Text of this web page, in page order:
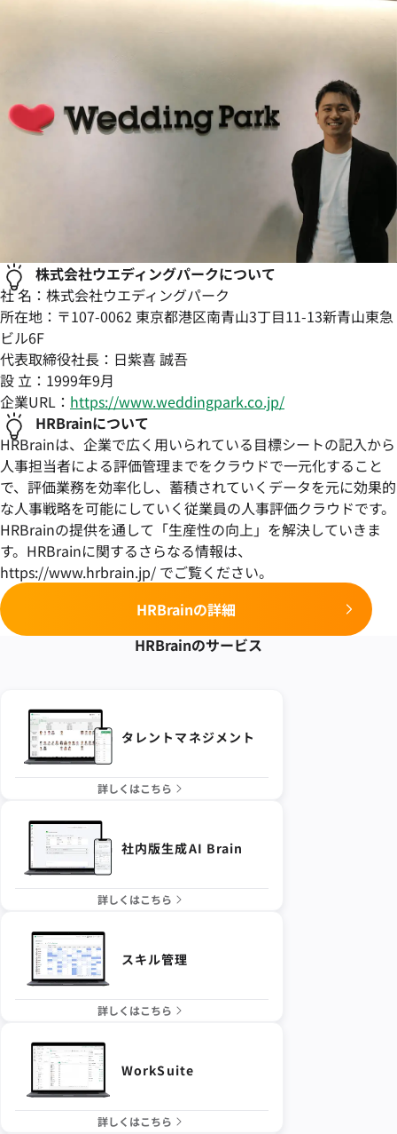
株式会社ウエディングパークについて
社 名：株式会社ウエディングパーク
所在地：〒107-0062 東京都港区南青山3丁目11-13新青山東急
ビル6F
代表取締役社長：日紫喜 誠吾
設 立：1999年9月
企業URL： https://www.weddingpark.co.jp/
HRBrainについて
HRBrainは、企業で広く用いられている目標シートの記入から
人事担当者による評価管理までをクラウドで一元化すること
で、評価業務を効率化し、蓄積されていくデータを元に効果的
な人事戦略を可能にしていく従業員の人事評価クラウドです。
HRBrainの提供を通して「生産性の向上」を解決していきま
す。HRBrainに関するさらなる情報は、
https://www.hrbrain.jp/ でご覧ください。
HRBrainの詳細
HRBrainのサービス
タレントマネジメント
詳しくはこちら
社内版生成AI Brain
詳しくはこちら
スキル管理
詳しくはこちら
WorkSuite
詳しくはこちら